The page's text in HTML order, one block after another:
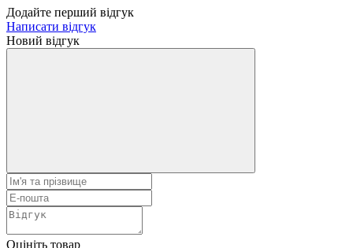
Додайте перший відгук
Написати відгук
Новий відгук
Оцініть товар